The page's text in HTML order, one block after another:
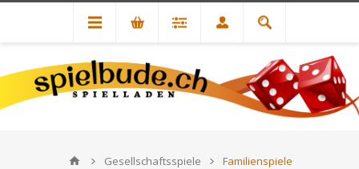
Gesellschaftsspiele Familienspiele